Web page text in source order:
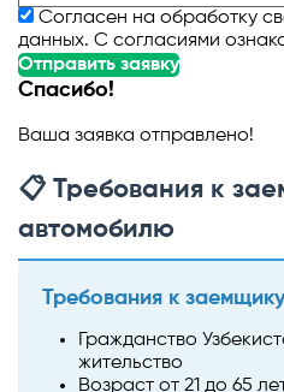
Согласен на обработку
данных. С согласиями
Отправить заявку
Спасибо!
Ваша заявка отправлено!
📋 Требования к
автомобилю
Требования к заемщику
Гражданство
жительство
Возраст от 21 до 65